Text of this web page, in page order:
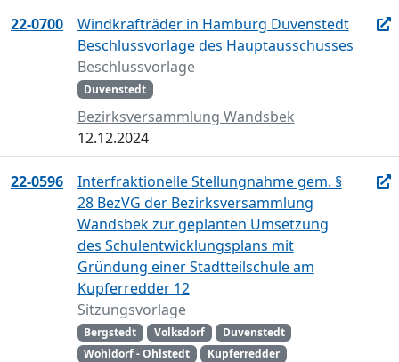
22-0700
Windkrafträder in Hamburg Duvenstedt
Beschlussvorlage des Hauptausschusses
Beschlussvorlage
Duvenstedt
Bezirksversammlung Wandsbek
12.12.2024
22-0596
Interfraktionelle Stellungnahme gem. §
28 BezVG der Bezirksversammlung
Wandsbek zur geplanten Umsetzung
des Schulentwicklungsplans mit
Gründung einer Stadtteilschule am
Kupferredder 12
Sitzungsvorlage
Bergstedt Volksdorf
Duvenstedt
Wohldorf - Ohlstedt
Kupferredder